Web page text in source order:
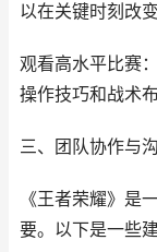
以在关键时刻改变
观看高水平比赛
操作技巧和战术布
三、团队协作与
《王者荣耀》是
要。以下是一些建